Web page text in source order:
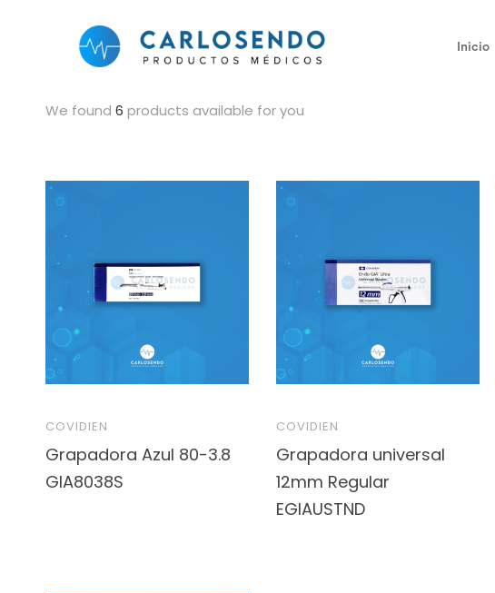
Inicio
We found 6 products available for you
COVIDIEN
Grapadora Azul 80-3.8
GIA8038S
COVIDIEN
Grapadora universal
12mm Regular
EGIAUSTND